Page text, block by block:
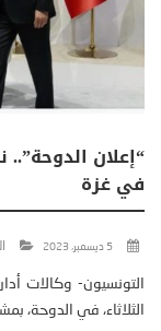
“إعلان
في غزة
5 ديسمبر، 2023
التونسيون- وكالات
الثلاثاء، في الدوحة،